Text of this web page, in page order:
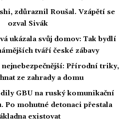
zdůraznil Roušal. Vzápětí se
ozval Sivák
ukázala svůj domov: Tak bydlí
tváří české zábavy
nejnebezpečnější: Přírodní triky,
ze zahrady a domu
GBU na ruský komunikační
Po mohutné detonaci přestala
existovat